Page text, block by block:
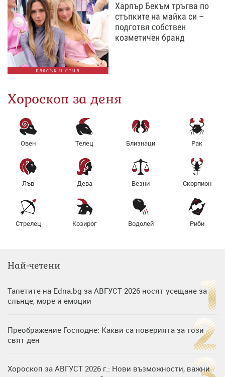
БЛЯСЪК И СТИЛ
Харпър Бекъм тръгва по
стъпките на майка си –
подготвя собствен
козметичен бранд
Хороскоп за деня
Овен Телец Близнаци Рак
Лъв Дева Везни Скорпион
Стрелец Козирог Водолей Риби
Най-четени
Тапетите на Edna.bg за АВГУСТ 2026 носят усещане за
слънце, море и емоции
Преображение Господне: Какви са поверията за този
свят ден
Хороскоп за АВГУСТ 2026 г.: Нови възможности, важни